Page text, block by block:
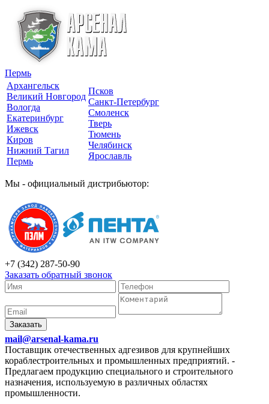
Пермь
Архангельск
Великий Новгород
Вологда
Екатеринбург
Ижевск
Киров
Нижний Тагил
Пермь
Псков
Санкт-Петербург
Смоленск
Тверь
Тюмень
Челябинск
Ярославль
Мы - официальный дистрибьютор:
+7 (342) 287-50-90
Заказать обратный звонок
Заказать
mail@arsenal-kama.ru
Поставщик отечественных адгезивов для крупнейших
кораблестроительных и промышленных предприятий. -
Предлагаем продукцию специального и строительного
назначения, используемую в различных областях
промышленности.